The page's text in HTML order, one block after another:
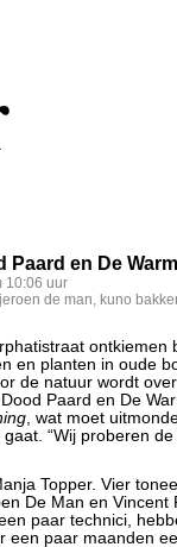
en De
10:06 uur
jeroen de man, kuno bakker
ontkiemen
en planten in oude
de natuur wordt
Paard en De
, wat moet
“Wij proberen
Topper. Vier
De Man en Vincent
paar technici,
een paar maanden